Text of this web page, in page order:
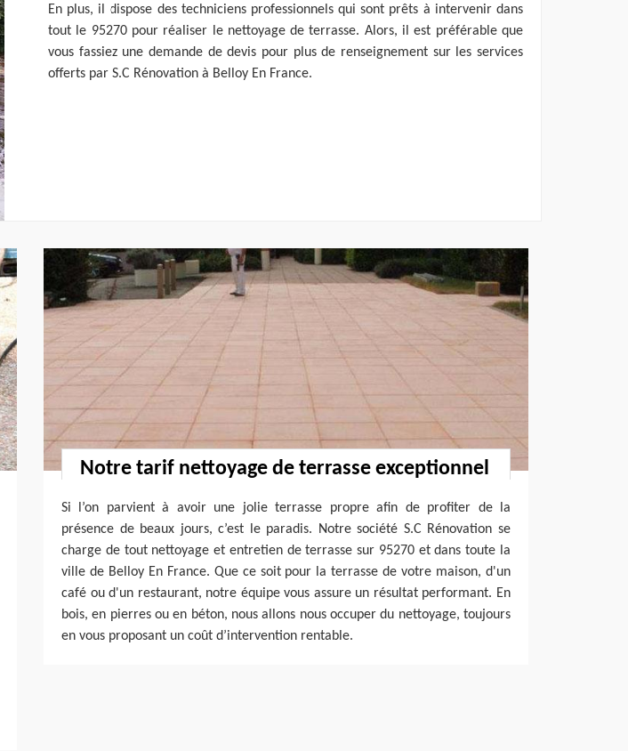
En plus, il dispose des techniciens professionnels qui sont prêts à intervenir dans
tout le 95270 pour réaliser le nettoyage de terrasse. Alors, il est préférable que
vous fassiez une demande de devis pour plus de renseignement sur les services
offerts par S.C Rénovation à Belloy En France.
Notre tarif nettoyage de terrasse exceptionnel
Si l’on parvient à avoir une jolie terrasse propre afin de profiter de la
présence de beaux jours, c’est le paradis. Notre société S.C Rénovation se
charge de tout nettoyage et entretien de terrasse sur 95270 et dans toute la
ville de Belloy En France. Que ce soit pour la terrasse de votre maison, d'un
café ou d'un restaurant, notre équipe vous assure un résultat performant. En
bois, en pierres ou en béton, nous allons nous occuper du nettoyage, toujours
en vous proposant un coût d’intervention rentable.